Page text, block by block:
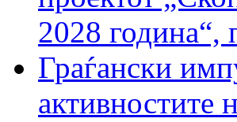
2028 година“,
Граѓански
активностите